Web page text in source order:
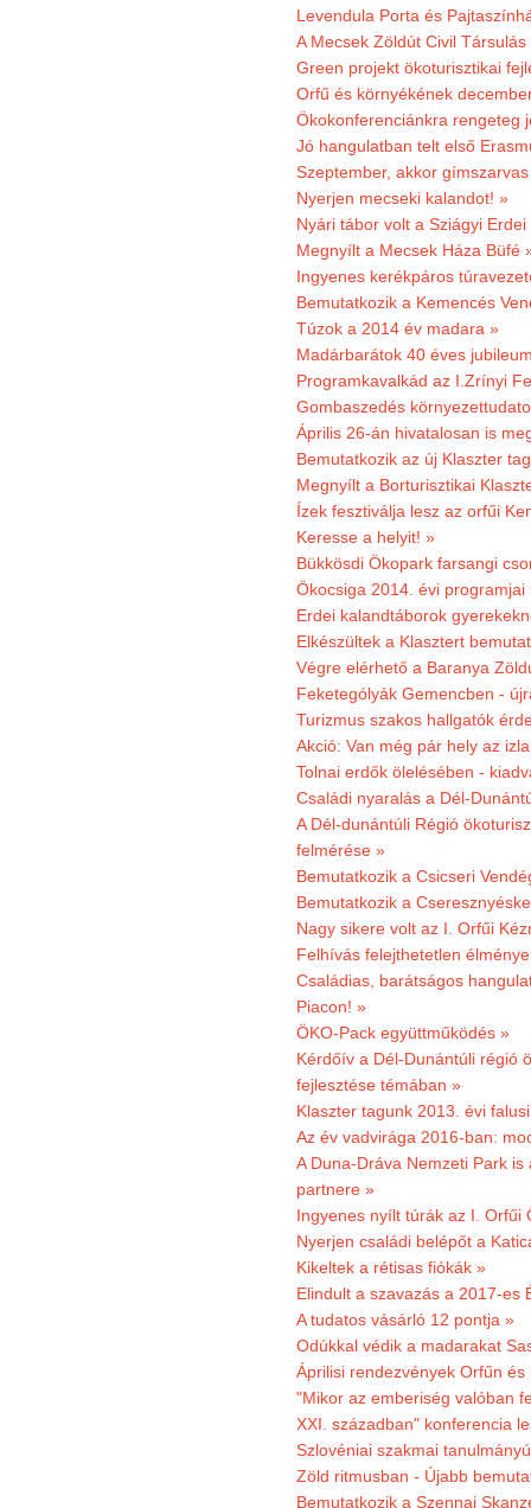
Levendula Porta és
A Mecsek Zöldút Civil
Green projekt ökoturisztikai
Orfű és környékének
Ökokonferenciánkra rengeteg
Jó hangulatban telt első
Szeptember, akkor
Nyerjen mecseki kalandot! »
Nyári tábor volt a Sziágyi
Megnyílt a Mecsek Háza Büfé
Ingyenes kerékpáros
Bemutatkozik a Kemencés
Túzok a 2014 év madara »
Madárbarátok 40 éves
Programkavalkád az I.Zrínyi
Gombaszedés
Április 26-án hivatalosan is
Bemutatkozik az új Klaszter
Megnyílt a Borturisztikai
Ízek fesztiválja lesz az orfűi
Keresse a helyit! »
Bükkösdi Ökopark farsangi
Ökocsiga 2014. évi programjai
Erdei kalandtáborok
Elkészültek a Klasztert
Végre elérhető a Baranya
Feketególyák Gemencben -
Turizmus szakos hallgatók
Akció: Van még pár hely az
Tolnai erdők ölelésében -
Családi nyaralás a Dél-
A Dél-dunántúli Régió
felmérése »
Bemutatkozik a Csicseri
Bemutatkozik a
Nagy sikere volt az I. Orfűi
Felhívás felejthetetlen
Családias, barátságos
Piacon! »
ÖKO-Pack együttműködés »
Kérdőív a Dél-Dunántúli régió
fejlesztése témában »
Klaszter tagunk 2013. évi
Az év vadvirága 2016-ban:
A Duna-Dráva Nemzeti Park
partnere »
Ingyenes nyílt túrák az I. Orfűi
Nyerjen családi belépőt a
Kikeltek a rétisas fiókák »
Elindult a szavazás a 2017-es
A tudatos vásárló 12 pontja »
Odúkkal védik a madarakat
Áprilisi rendezvények Orfűn és
"Mikor az emberiség valóban
XXI. században" konferencia
Szlovéniai szakmai
Zöld ritmusban - Újabb
Bemutatkozik a Szennai